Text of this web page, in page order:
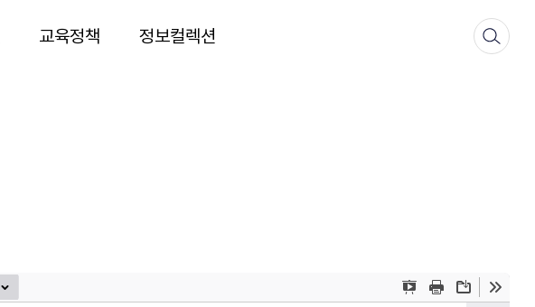
교육정책 정보컬렉션